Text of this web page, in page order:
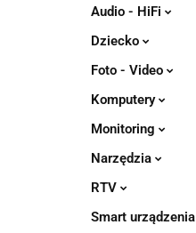
Audio - HiFi
Dziecko
Foto - Video
Komputery
Monitoring
Narzędzia
RTV
Smart urządzenia